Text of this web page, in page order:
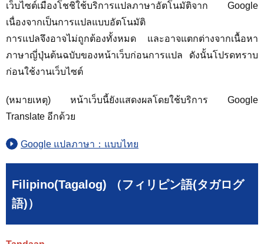
เว็บไซต์เมืองโชชิใช้บริการแปลภาษาอัตโนมัติจาก Google
เนื่องจากเป็นการแปลแบบอัตโนมัติ
การแปลจึงอาจไม่ถูกต้องทั้งหมด และอาจแตกต่างจากเนื้อหา
ภาษาญี่ปุ่นต้นฉบับของหน้าเว็บก่อนการแปล ดังนั้นโปรดทราบ
ก่อนใช้งานเว็บไซต์
(หมายเหตุ) หน้าเว็บนี้ยังแสดงผลโดยใช้บริการ Google
Translate อีกด้วย
Google แปลภาษา：แบบไทย
Filipino(Tagalog) （フィリピン語(タガログ
語)）